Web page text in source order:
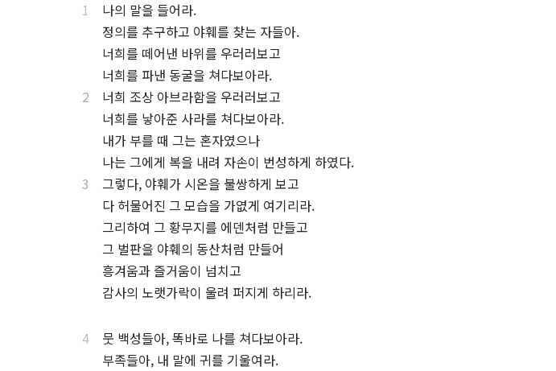
1 나의 말을 들어라.
정의를 추구하고 야훼를 찾는 자들아.
너희를 떼어낸 바위를 우러러보고
너희를 파낸 동굴을 쳐다보아라.
2 너희 조상 아브라함을 우러러보고
너희를 낳아준 사라를 쳐다보아라.
내가 부를 때 그는 혼자였으나
나는 그에게 복을 내려 자손이 번성하게 하였다.
3 그렇다, 야훼가 시온을 불쌍하게 보고
다 허물어진 그 모습을 가엾게 여기리라.
그리하여 그 황무지를 에덴처럼 만들고
그 벌판을 야훼의 동산처럼 만들어
흥겨움과 즐거움이 넘치고
감사의 노랫가락이 울려 퍼지게 하리라.
4 뭇 백성들아, 똑바로 나를 쳐다보아라.
부족들아, 내 말에 귀를 기울여라.